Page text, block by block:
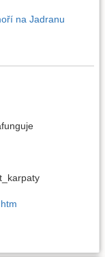
na Jadranu